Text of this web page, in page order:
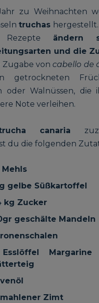
zu Weihnachten
truchas
Rezepte ändern
und die
Zugabe voncabello de
getrockneten
oder Walnüssen, die
Note verleihen.
canaria
du die folgenden
Mehls
gelbe Süßkartoffel
kg Zucker
geschälte Mandeln
Zimt